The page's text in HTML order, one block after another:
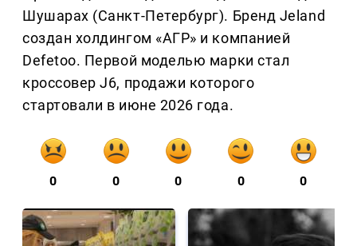
Шушарах (Санкт-Петербург). Бренд Jeland
создан холдингом «АГР» и компанией
Defetoo. Первой моделью марки стал
кроссовер J6, продажи которого
стартовали в июне 2026 года.
0 0 0 0 0